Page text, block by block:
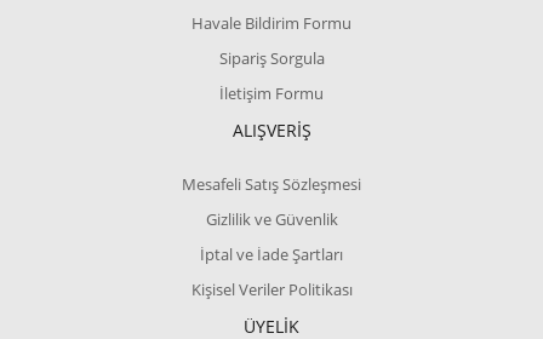
Havale Bildirim Formu
Sipariş Sorgula
İletişim Formu
ALIŞVERİŞ
Mesafeli Satış Sözleşmesi
Gizlilik ve Güvenlik
İptal ve İade Şartları
Kişisel Veriler Politikası
ÜYELİK